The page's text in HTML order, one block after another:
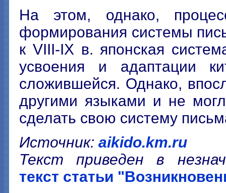
На этом, однако,
формирования системы
к VIII-IХ в. японская
усвоения и адаптации
сложившейся. Однако,
другими языками и не
сделать свою систему
Источник: aikido.km.ru
Текст приведен в
текст статьи